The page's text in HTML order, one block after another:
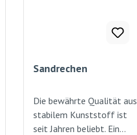
Sandrechen
Die bewährte Qualität aus
stabilem Kunststoff ist
seit Jahren beliebt. Ein